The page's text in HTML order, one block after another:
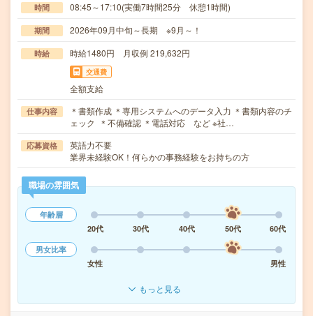
時間 08:45～17:10(実働7時間25分 休憩1時間)
期間 2026年09月中旬～長期 ※9月～！
時給 時給1480円 月収例 219,632円
交通費
全額支給
仕事内容
＊書類作成 ＊専用システムへのデータ入力 ＊書類内容のチ
ェック ＊不備確認 ＊電話対応 など ※社…
応募資格
英語力不要
業界未経験OK！何らかの事務経験をお持ちの方
職場の雰囲気
年齢層
20代
30代 40代 50代
60代
男女比率
女性
男性
もっと見る